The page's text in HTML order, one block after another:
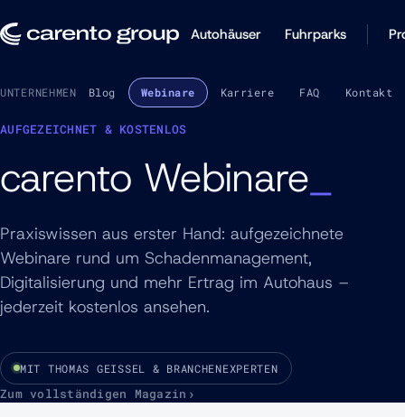
Autohäuser Fuhrparks
UNTERNEHMEN
Über uns Blog Webinare Karriere FAQ Kontakt
AUFGEZEICHNET & KOSTENLOS
carento Webinare
Praxiswissen aus erster Hand: aufgezeichnete
Webinare rund um Schadenmanagement,
Digitalisierung und mehr Ertrag im Autohaus –
jederzeit kostenlos ansehen.
MIT THOMAS GEISSEL & BRANCHENEXPERTEN
Zum vollständigen Magazin